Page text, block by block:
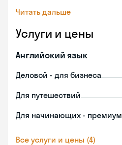
Читать дальше
Услуги и цены
Английский язык
Деловой - для бизнеса
Для путешествий
Для начинающих - премиум
Все услуги и цены (4)